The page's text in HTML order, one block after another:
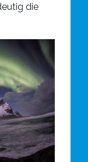
die